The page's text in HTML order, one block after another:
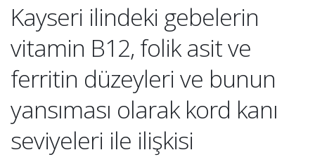
Kayseri ilindeki gebelerin
vitamin B12, folik asit ve
ferritin düzeyleri ve bunun
yansıması olarak kord kanı
seviyeleri ile ilişkisi